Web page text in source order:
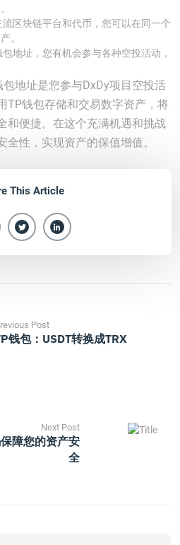
区块链平台和代币，您可以在同一个
。
地址，您有机会参与各种空投活动，
地址是您参与DxDy项目空投活
TP钱包存储和交易数字资产，将
和便捷。在这个充满机遇和挑战
性，实现资产的保值增值。
This Article
Post
钱包：USDT转换成TRX
Next Post
障您的资产安
全